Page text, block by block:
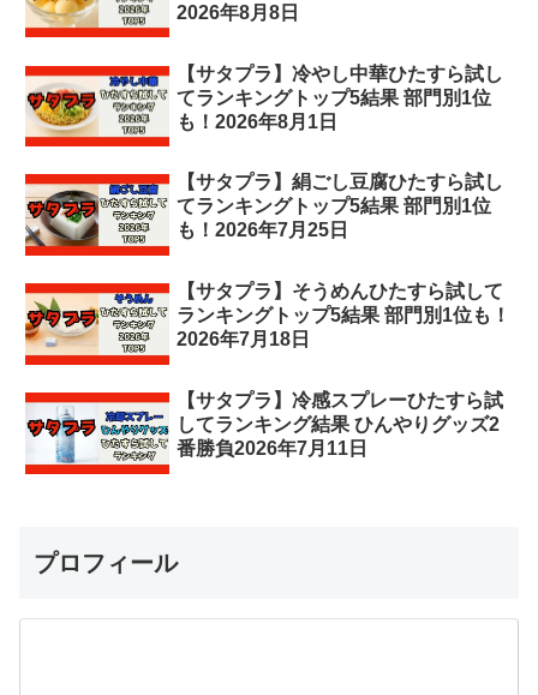
2026年8月8日
【サタプラ】冷やし中華ひたすら試し
てランキングトップ5結果 部門別1位
も！2026年8月1日
【サタプラ】絹ごし豆腐ひたすら試し
てランキングトップ5結果 部門別1位
も！2026年7月25日
【サタプラ】そうめんひたすら試して
ランキングトップ5結果 部門別1位も！
2026年7月18日
【サタプラ】冷感スプレーひたすら試
してランキング結果 ひんやりグッズ2
番勝負2026年7月11日
プロフィール